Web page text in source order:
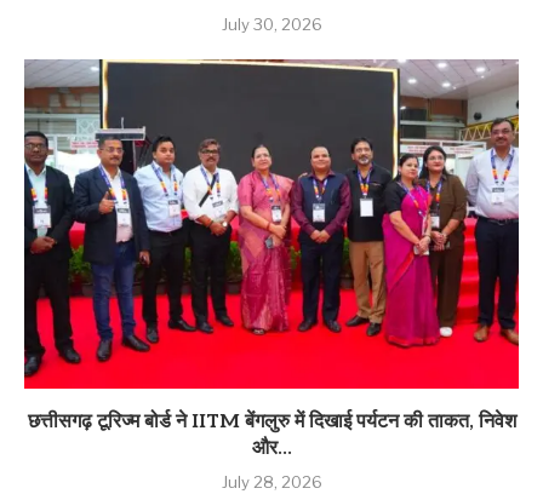
July 30, 2026
छत्तीसगढ़ टूरिज्म बोर्ड ने IITM बेंगलुरु में दिखाई पर्यटन की ताकत, निवेश
और...
July 28, 2026